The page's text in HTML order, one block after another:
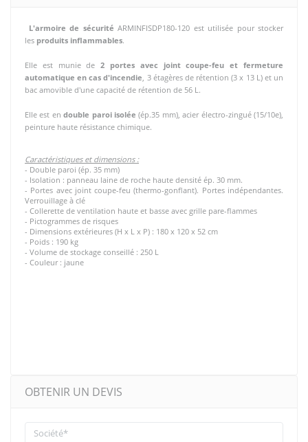
L'armoire de sécurité ARMINFISDP180-120 est utilisée pour stocker
les produits inflammables.
Elle est munie de2 portes avec joint coupe-feu et fermeture
automatique en cas d'incendie , 3 étagères de rétention (3 x 13 L) et un
bac amovible d'une capacité de rétention de 56 L.
Elle est endouble paroi isolée (ép.35 mm), acier électro-zingué (15/10e),
peinture haute résistance chimique.
Caractéristiques et dimensions :
- Double paroi (ép. 35 mm)
- Isolation : panneau laine de roche haute densité ép. 30 mm.
- Portes avec joint coupe-feu (thermo-gonflant). Portes indépendantes.
Verrouillage à clé
- Collerette de ventilation haute et basse avec grille pare-flammes
- Pictogrammes de risques
- Dimensions extérieures (H x L x P) : 180 x 120 x 52 cm
- Poids : 190 kg
- Volume de stockage conseillé : 250 L
- Couleur : jaune
OBTENIR UN DEVIS